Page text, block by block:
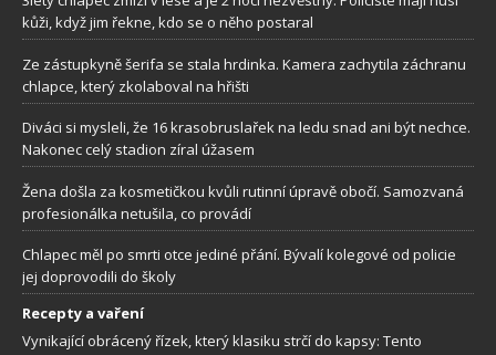
kůži, když jim řekne, kdo se o něho postaral
Ze zástupkyně šerifa se stala hrdinka. Kamera zachytila záchranu
chlapce, který zkolaboval na hřišti
Diváci si mysleli, že 16 krasobruslařek na ledu snad ani být nechce.
Nakonec celý stadion zíral úžasem
Žena došla za kosmetičkou kvůli rutinní úpravě obočí. Samozvaná
profesionálka netušila, co provádí
Chlapec měl po smrti otce jediné přání. Bývalí kolegové od policie
jej doprovodili do školy
Recepty a vaření
Vynikající obrácený řízek, který klasiku strčí do kapsy: Tento